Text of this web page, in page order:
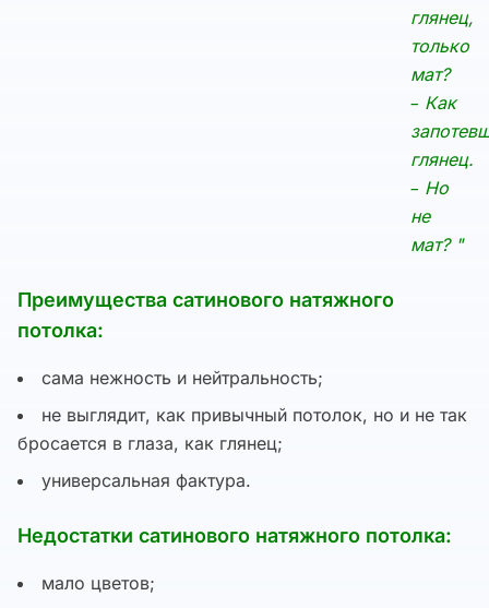
глянец,
только
мат?
– Как
глянец.
– Но
не
мат? "
Преимущества сатинового натяжного
потолка:
сама нежность и нейтральность;
не выглядит, как привычный потолок, но и не так
бросается в глаза, как глянец;
универсальная фактура.
Недостатки сатинового натяжного потолка:
мало цветов;